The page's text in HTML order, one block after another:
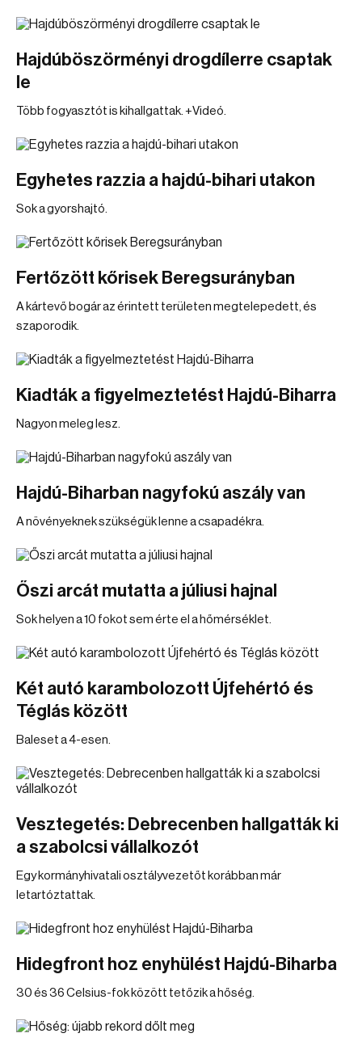
Hajdúböszörményi drogdílerre csaptak
le
Több fogyasztót is kihallgattak. +Videó.
Egyhetes razzia a hajdú-bihari utakon
Sok a gyorshajtó.
Fertőzött kőrisek Beregsurányban
A kártevő bogár az érintett területen megtelepedett, és
szaporodik.
Kiadták a figyelmeztetést Hajdú-Biharra
Nagyon meleg lesz.
Hajdú-Biharban nagyfokú aszály van
A növényeknek szükségük lenne a csapadékra.
Őszi arcát mutatta a júliusi hajnal
Sok helyen a 10 fokot sem érte el a hőmérséklet.
Két autó karambolozott Újfehértó és
Téglás között
Baleset a 4-esen.
Vesztegetés: Debrecenben hallgatták ki
a szabolcsi vállalkozót
Egy kormányhivatali osztályvezetőt korábban már
letartóztattak.
Hidegfront hoz enyhülést Hajdú-Biharba
30 és 36 Celsius-fok között tetőzik a hőség.